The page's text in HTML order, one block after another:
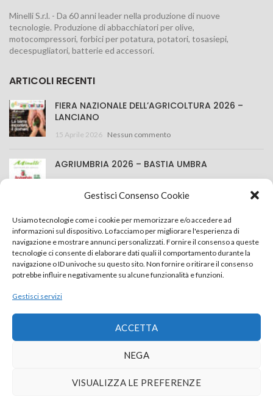
Gestisci Consenso Cookie
Usiamo tecnologie come i cookie per memorizzare e/o accedere ad
informazioni sul dispositivo. Lo facciamo per migliorare l'esperienza di
navigazione e mostrare annunci personalizzati. Fornire il consenso a queste
tecnologie ci consente di elaborare dati quali il comportamento durante la
navigazione o ID univoche su questo sito. Non fornire o ritirare il consenso
potrebbe influire negativamente su alcune funzionalità e funzioni.
Gestisci servizi
ACCETTA
NEGA
VISUALIZZA LE PREFERENZE
Minelli S.r.l. - Da 60 anni leader nella produzione di nuove
tecnologie. Produzione di abbacchiatori per olive,
motocompressori, forbici per potatura, potatori, tosasiepi,
decespugliatori, batterie ed accessori.
ARTICOLI RECENTI
FIERA NAZIONALE DELL’AGRICOLTURA 2026 –
LANCIANO
15 Aprile 2026 Nessun commento
AGRIUMBRIA 2026 – BASTIA UMBRA
25 Marzo 2026 Nessun commento
CONTATTACI
Minelli S.r.l.
Via della Costituzione 43, 42015 Correggio (RE) Italy